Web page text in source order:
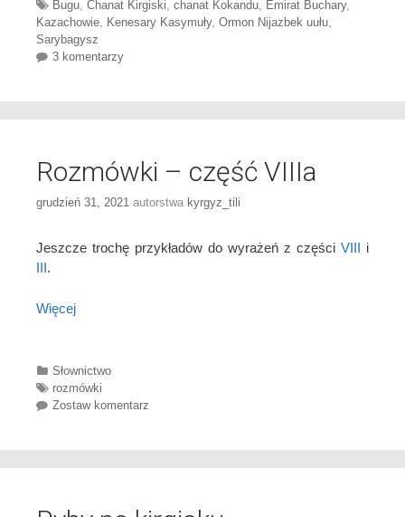
Tags
Bugu Chanat Kirgiski chanat Kokandu Emirat Buchary,
Kazachowie Kenesary Kasymuły, Ormon Nijazbek uułu
Sarybagysz
3 komentarzy
Rozmówki – część VIIIa
grudzień 31, 2021 autorstwa kyrgyz_tili
Jeszcze trochę przykładów do wyrażeń z części VIII i
III.
Więcej
Categories
Słownictwo
Tags
rozmówki
Zostaw komentarz